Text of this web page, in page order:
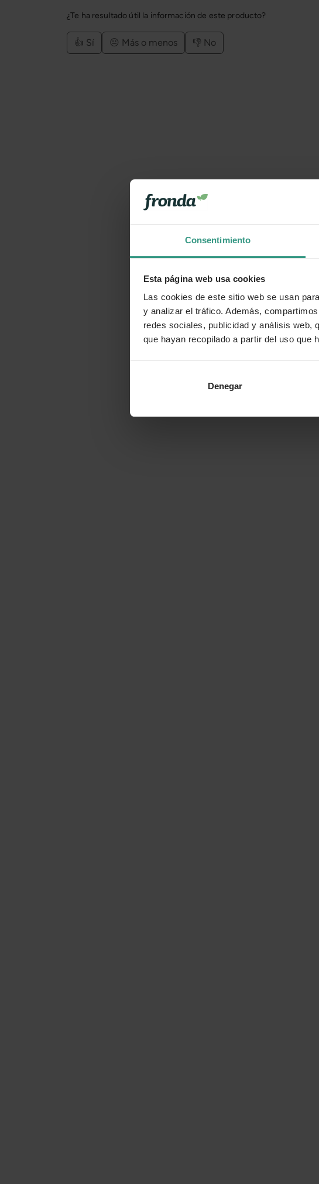
Consentimiento
Esta página web usa cookies
Las cookies de este sitio web se usan
y analizar el tráfico. Además,
redes sociales, publicidad y análisis web,
que hayan recopilado a partir del uso que
Denegar
¿Te ha resultado útil la información de este producto?
👍 Sí 😐 Más o menos 👎 No